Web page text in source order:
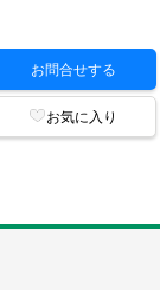
お問合せする
お気に入り